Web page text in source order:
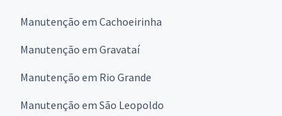
Manutenção em Cachoeirinha
Manutenção em Gravataí
Manutenção em Rio Grande
Manutenção em São Leopoldo